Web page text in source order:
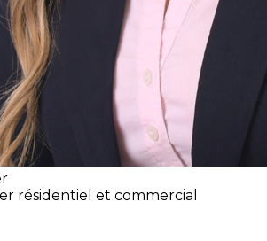
résidentiel et commercial